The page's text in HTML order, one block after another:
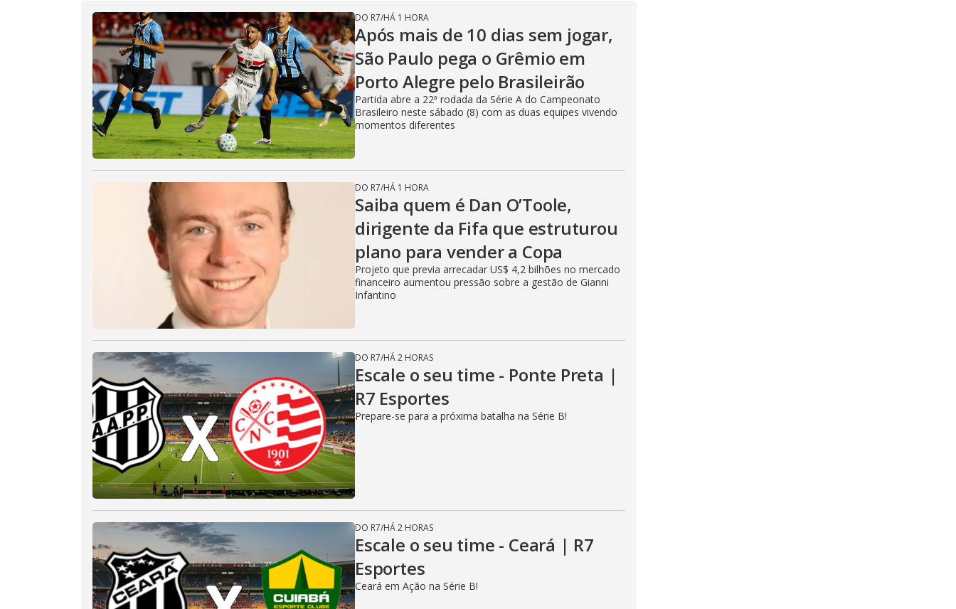
DO R7/HÁ 1 HORA
Após mais de 10 dias sem jogar,
São Paulo pega o Grêmio em
Porto Alegre pelo Brasileirão
Partida abre a 22ª rodada da Série A do Campeonato
Brasileiro neste sábado (8) com as duas equipes vivendo
momentos diferentes
DO R7/HÁ 1 HORA
Saiba quem é Dan O’Toole,
dirigente da Fifa que estruturou
plano para vender a Copa
Projeto que previa arrecadar US$ 4,2 bilhões no mercado
financeiro aumentou pressão sobre a gestão de Gianni
Infantino
DO R7/HÁ 2 HORAS
Escale o seu time - Ponte Preta |
R7 Esportes
Prepare-se para a próxima batalha na Série B!
DO R7/HÁ 2 HORAS
Escale o seu time - Ceará | R7
Esportes
Ceará em Ação na Série B!